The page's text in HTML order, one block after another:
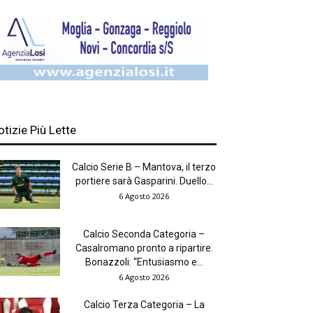
Più Lette
Calcio Serie B – Mantova, il terzo
portiere sarà Gasparini. Duello...
6 Agosto 2026
Calcio Seconda Categoria –
Casalromano pronto a ripartire.
Bonazzoli: “Entusiasmo e...
6 Agosto 2026
Calcio Terza Categoria – La